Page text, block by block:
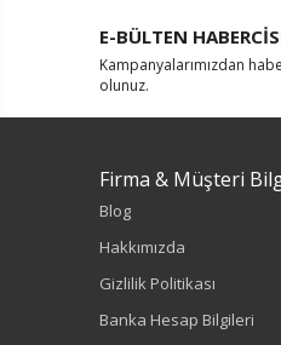
E-BÜLTEN
Kampanyalarımızdan
olunuz.
Firma & Müşteri
Blog
Hakkımızda
Gizlilik Politikası
Banka Hesap Bilgileri